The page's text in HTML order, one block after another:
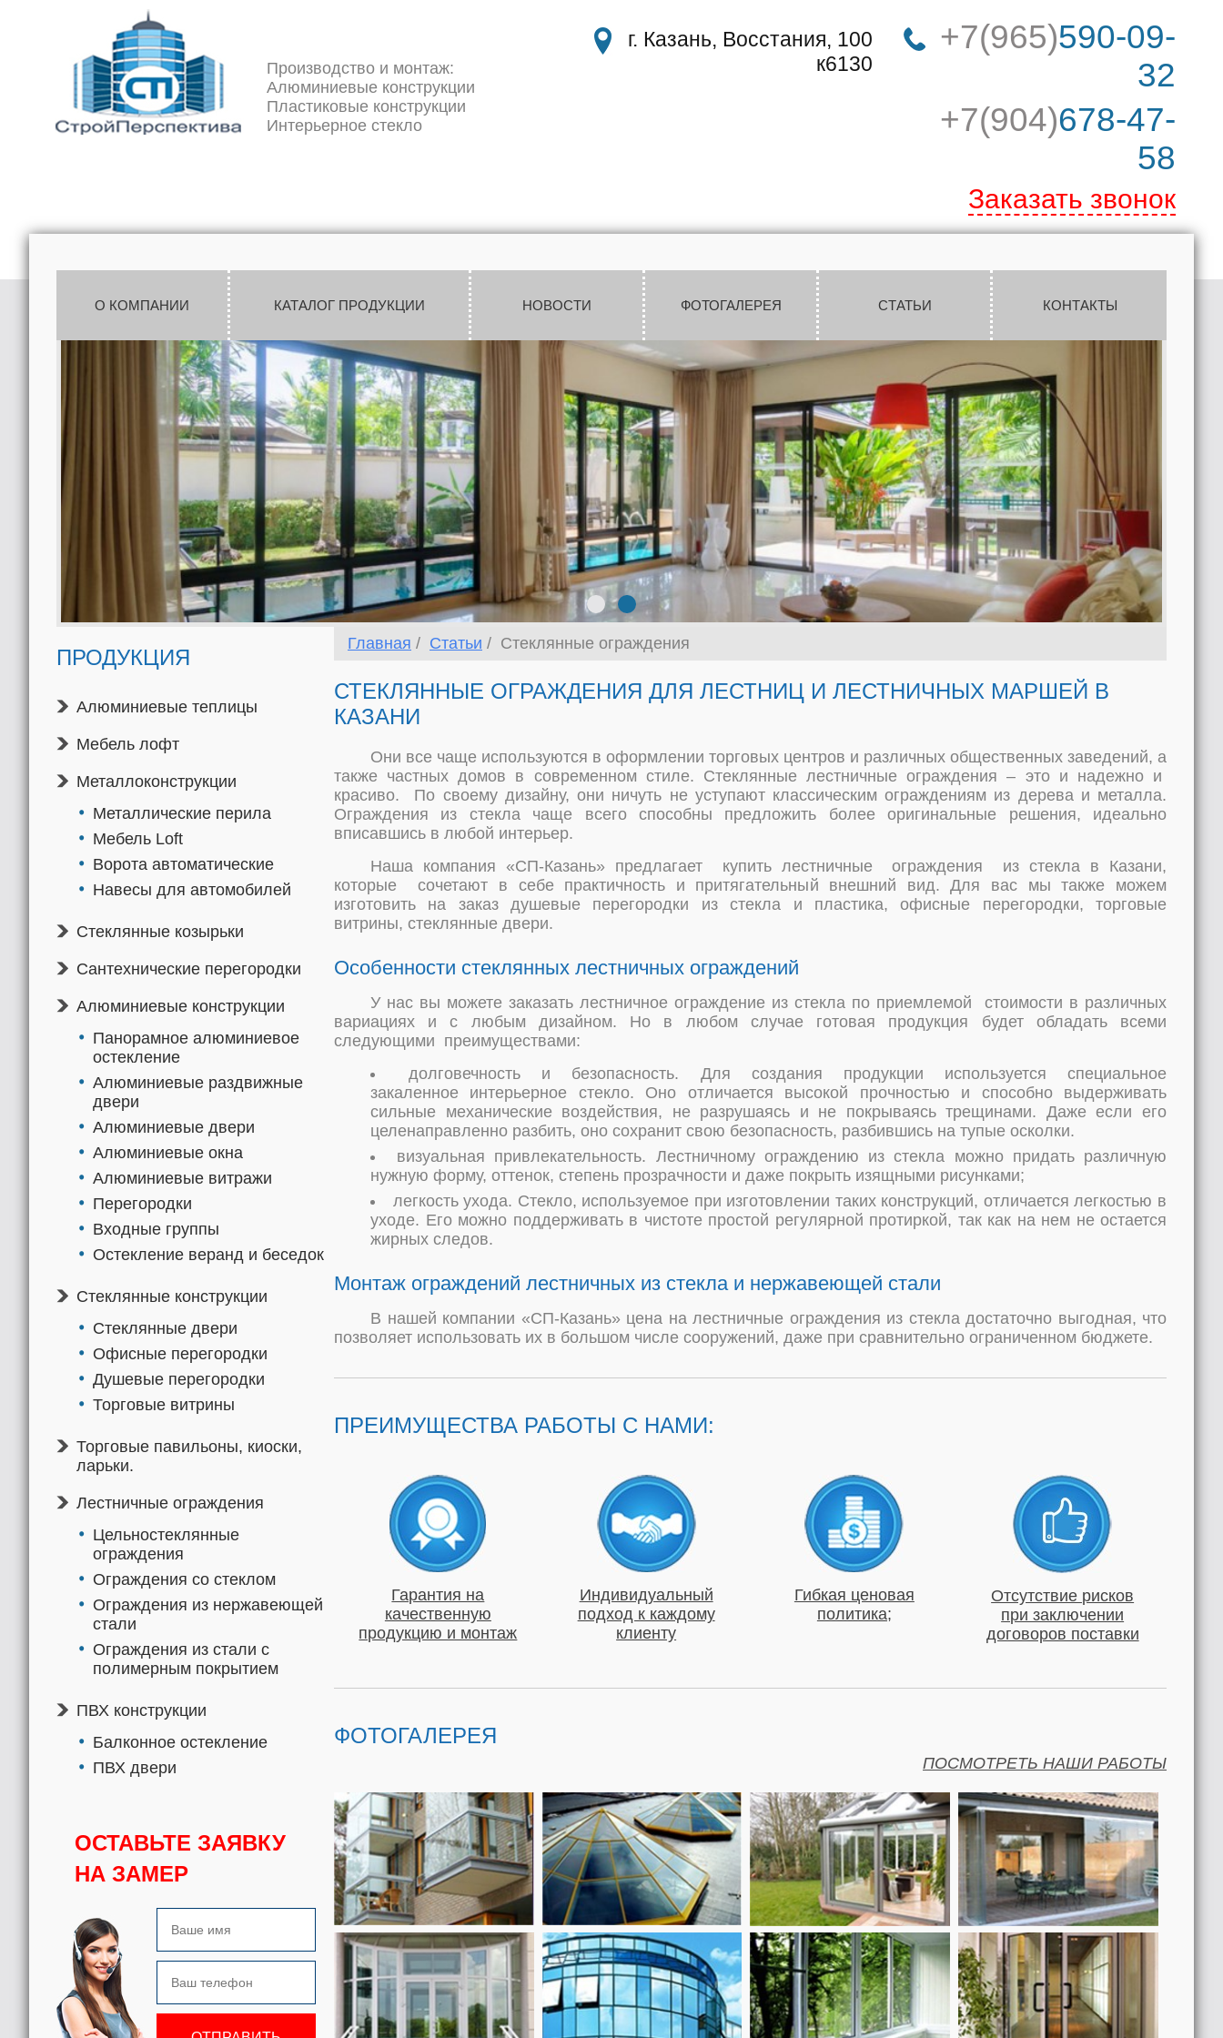
Производство и монтаж:
Алюминиевые конструкции
Пластиковые конструкции
Интерьерное стекло
г. Казань, Восстания, 100
к6130
+7(965)590-09-
32
+7(904)678-47-
58
Заказать звонок
О КОМПАНИИ КАТАЛОГ ПРОДУКЦИИ НОВОСТИ ФОТОГАЛЕРЕЯ СТАТЬИ КОНТАКТЫ
ПРОДУКЦИЯ
Алюминиевые теплицы
Мебель лофт
Металлоконструкции
Металлические перила
Мебель Loft
Ворота автоматические
Навесы для автомобилей
Стеклянные козырьки
Сантехнические перегородки
Алюминиевые конструкции
Панорамное алюминиевое
остекление
Алюминиевые раздвижные
двери
Алюминиевые двери
Алюминиевые окна
Алюминиевые витражи
Перегородки
Входные группы
Остекление веранд и беседок
Стеклянные конструкции
Стеклянные двери
Офисные перегородки
Душевые перегородки
Торговые витрины
Торговые павильоны, киоски,
ларьки.
Лестничные ограждения
Цельностеклянные
ограждения
Ограждения со стеклом
Ограждения из нержавеющей
стали
Ограждения из стали с
полимерным покрытием
ПВХ конструкции
Балконное остекление
ПВХ двери
ОСТАВЬТЕ ЗАЯВКУ
НА ЗАМЕР
Главная Статьи Стеклянные ограждения
СТЕКЛЯННЫЕ ОГРАЖДЕНИЯ ДЛЯ ЛЕСТНИЦ И ЛЕСТНИЧНЫХ МАРШЕЙ В
КАЗАНИ
Они все чаще используются в оформлении торговых центров и различных общественных заведений, а
также частных домов в современном стиле. Стеклянные лестничные ограждения – это и надежно и
красиво. По своему дизайну, они ничуть не уступают классическим ограждениям из дерева и металла.
Ограждения из стекла чаще всего способны предложить более оригинальные решения, идеально
вписавшись в любой интерьер.
Наша компания «СП-Казань» предлагает купить лестничные ограждения из стекла в Казани,
которые сочетают в себе практичность и притягательный внешний вид. Для вас мы также можем
изготовить на заказ душевые перегородки из стекла и пластика, офисные перегородки, торговые
витрины, стеклянные двери.
Особенности стеклянных лестничных ограждений
У нас вы можете заказать лестничное ограждение из стекла по приемлемой стоимости в различных
вариациях и с любым дизайном. Но в любом случае готовая продукция будет обладать всеми
следующими преимуществами:
долговечность и безопасность. Для создания продукции используется специальное
закаленное интерьерное стекло. Оно отличается высокой прочностью и способно выдерживать
сильные механические воздействия, не разрушаясь и не покрываясь трещинами. Даже если его
целенаправленно разбить, оно сохранит свою безопасность, разбившись на тупые осколки.
визуальная привлекательность. Лестничному ограждению из стекла можно придать различную
нужную форму, оттенок, степень прозрачности и даже покрыть изящными рисунками;
легкость ухода. Стекло, используемое при изготовлении таких конструкций, отличается легкостью в
уходе. Его можно поддерживать в чистоте простой регулярной протиркой, так как на нем не остается
жирных следов.
Монтаж ограждений лестничных из стекла и нержавеющей стали
В нашей компании «СП-Казань» цена на лестничные ограждения из стекла достаточно выгодная, что
позволяет использовать их в большом числе сооружений, даже при сравнительно ограниченном бюджете.
ПРЕИМУЩЕСТВА РАБОТЫ С НАМИ:
Гарантия на
качественную
продукцию и монтаж
Индивидуальный
подход к каждому
клиенту
Гибкая ценовая
политика;
Отсутствие рисков
при заключении
договоров поставки
ФОТОГАЛЕРЕЯ
ПОСМОТРЕТЬ НАШИ РАБОТЫ